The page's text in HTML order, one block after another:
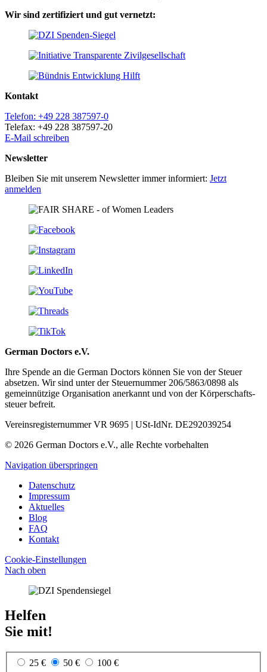
Wir sind zertifiziert und gut vernetzt:
Kontakt
Telefon: +49 228 387597-0
Telefax: +49 228 387597-20
E-Mail schreiben
Newsletter
Bleiben Sie mit unserem Newsletter immer informiert: Jetzt
anmelden
German Doctors e.V.
Ihre Spende an die German Doctors können Sie von der Steuer
absetzen. Wir sind unter der Steuer­nummer 206/5863/0898 als
gemein­nützige Organisation aner­kannt und von der Körper­schafts­
steuer befreit.
Vereinsregisternummer VR 9695 | USt-IdNr. DE292039254
© 2026 German Doctors e.V., alle Rechte vorbehalten
Navigation überspringen
Datenschutz
Impressum
Aktuelles
Blog
FAQ
Kontakt
Cookie-Einstellungen
Nach oben
Helfen
Sie mit!
25 € 50 € 100 €